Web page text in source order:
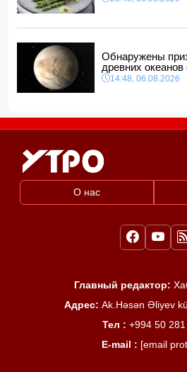
Обнаружены
древних
14:48, 06.08.2026
О нас
Главный редактор:
Адрес: Ak.Həsən Əliyev
Тел : +994 50
E-mail : [email